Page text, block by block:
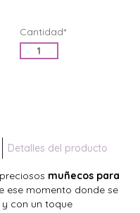
Cantidad*
Detalles del producto
muñecos para
ese momento donde se
con un toque